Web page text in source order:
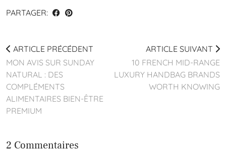
PARTAGER:
ARTICLE PRÉCÉDENT
MON AVIS SUR SUNDAY
NATURAL : DES
COMPLÉMENTS
ALIMENTAIRES BIEN-ÊTRE
PREMIUM
ARTICLE SUIVANT
10 FRENCH MID-RANGE
LUXURY HANDBAG BRANDS
WORTH KNOWING
2 Commentaires